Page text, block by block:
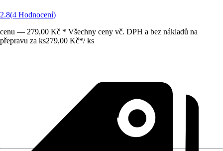
2.8(4 Hodnocení)
cenu — 279,00 Kč * Všechny ceny vč. DPH a bez nákladů na
přepravu za ks279,00 Kč*/ ks